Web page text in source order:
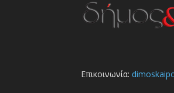
Επικοινωνία: